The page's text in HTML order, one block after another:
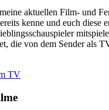
aktuellen Film- und
kenne und euch diese
die von dem Sender als
TV